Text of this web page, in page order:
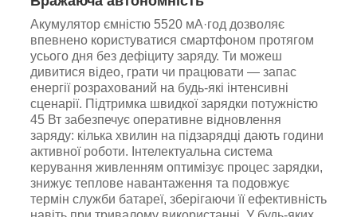
Акумулятор ємністю 5520 мА·год дозволяє
впевнено користуватися смартфоном протягом
усього дня без дефіциту заряду. Ти можеш
дивитися відео, грати чи працювати — запас
енергії розрахований на будь-які інтенсивні
сценарії. Підтримка швидкої зарядки потужністю
45 Вт забезпечує оперативне відновлення
заряду: кілька хвилин на підзарядці дають години
активної роботи. Інтелектуальна система
керування живленням оптимізує процес зарядки,
знижує теплове навантаження та подовжує
термін служби батареї, зберігаючи її ефективність